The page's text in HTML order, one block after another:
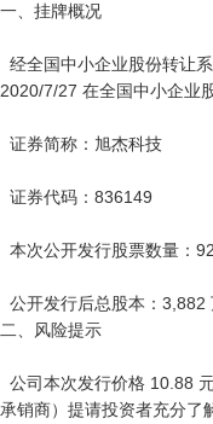
一、挂牌概况
2020/7/27 在全国中小企业
二、风险提示
承销商）提请投资者充分了